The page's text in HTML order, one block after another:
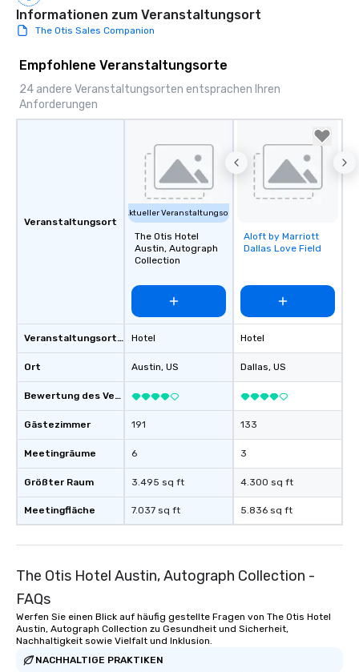
Informationen zum Veranstaltungsort
The Otis Sales Companion
Empfohlene Veranstaltungsorte
24 andere Veranstaltungsorten entsprachen Ihren
Anforderungen
Veranstaltungsort
Veranstaltungsortstyp
Ort
Bewertung des Veranstaltungsortes
Gästezimmer
Meetingräume
Größter Raum
Meetingfläche
Aktueller Veranstaltungsort
The Otis Hotel
Austin, Autograph
Collection
Hotel
Austin, US
191
6
3.495 sq ft
7.037 sq ft
Removed from
favorites
Aloft by Marriott
Dallas Love Field
Hotel
Dallas, US
133
3
4.300 sq ft
5.836 sq ft
The Otis Hotel Austin, Autograph Collection -
FAQs
Werfen Sie einen Blick auf häufig gestellte Fragen von The Otis Hotel
Austin, Autograph Collection zu Gesundheit und Sicherheit,
Nachhaltigkeit sowie Vielfalt und Inklusion.
NACHHALTIGE PRAKTIKEN